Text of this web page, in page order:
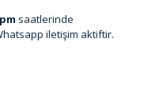
saatlerinde
iletişim aktiftir.